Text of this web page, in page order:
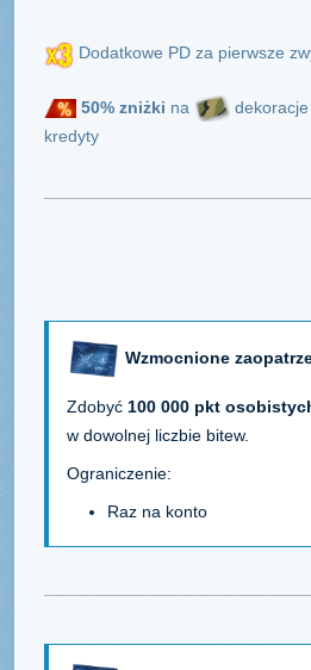
Dodatkowe PD za pierwsze
50% zniżki na
kredyty
Wzmocnione
Zdobyć 100 000 pkt
w dowolnej liczbie bitew.
Ograniczenie:
Raz na konto